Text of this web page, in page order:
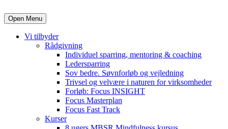
Open Menu
Vi tilbyder
Rådgivning
Individuel sparring, mentoring & coaching
Ledersparring
Sov bedre. Søvnforløb og vejledning
Trivsel og velvære i naturen for virksomheder
Forløb: Focus INSIGHT
Focus Masterplan
Focus Fast Track
Kurser